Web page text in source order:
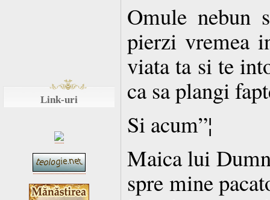
Link-uri
Omule nebun
pierzi vremea
viata ta si te
ca sa plangi
Si acum”¦
Maica lui
spre mine